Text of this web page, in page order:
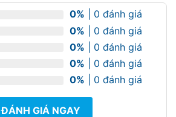
0% | 0 đánh giá
0% | 0 đánh giá
0% | 0 đánh giá
0% | 0 đánh giá
0% | 0 đánh giá
ĐÁNH GIÁ NGAY